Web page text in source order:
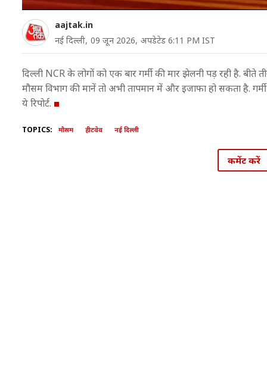
aajtak.in
नई दिल्ली, 09 जून 2026, अपडेटेड 6:11 PM IST
दिल्ली NCR के लोगों को एक बार गर्मी की मार झेलनी पड़ रही है. बीते
मौसम विभाग की मानें तो अभी तापमान में और इजाफा हो सकता है.
ये रिपोर्ट.
TOPICS: मौसम हीटवेव नई दिल्ली
कमेंट करें